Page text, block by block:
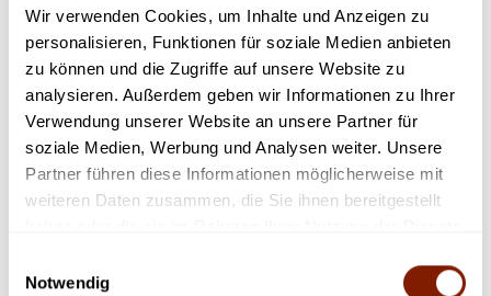
Wir verwenden Cookies, um Inhalte und Anzeigen zu
personalisieren, Funktionen für soziale Medien anbieten
zu können und die Zugriffe auf unsere Website zu
analysieren. Außerdem geben wir Informationen zu Ihrer
Verwendung unserer Website an unsere Partner für
soziale Medien, Werbung und Analysen weiter. Unsere
Partner führen diese Informationen möglicherweise mit
weiteren Daten zusammen, die Sie ihnen bereitgestellt
Notwendig
den Schlaf verbessern
Stress und Ängste abbauen
Kraft, Flexibilität und Ausdauer der für die Geburt
benötigten Muskeln steigern
Schmerzen im unteren Rückenbereich, Übelkeit,
Kopfschmerzen und Kurzatmigkeit lindern
Yogakurse für Schwangere können auch helfen, andere
Stress des Elterndaseins vorzubereiten oder sich mit